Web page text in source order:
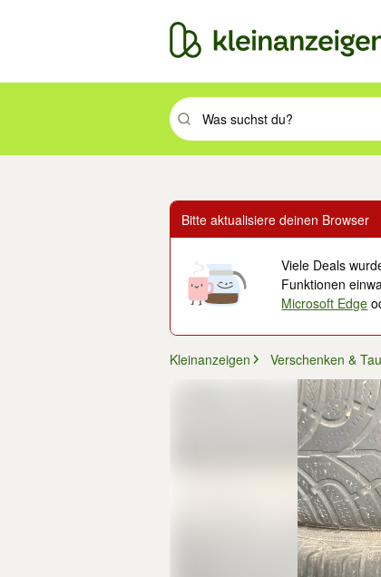
Suchbegriff eingeben. Eingabetaste
Bitte aktualisiere deinen Browser
Viele Deals
Funktionen
Microsoft Edge
Kleinanzeigen Verschenken &